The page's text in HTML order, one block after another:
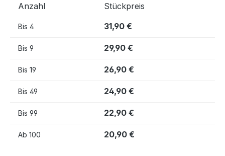
Anzahl Stückpreis
Bis 4 31,90 €
Bis 9 29,90 €
Bis 19 26,90 €
Bis 49 24,90 €
Bis 99 22,90 €
Ab 100 20,90 €